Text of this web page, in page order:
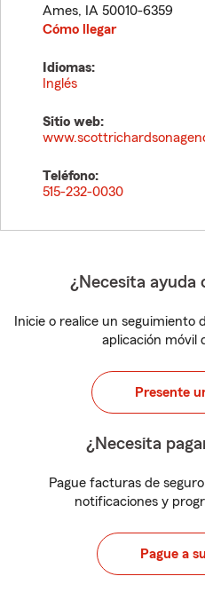
Ames, IA 50010-6359
Cómo llegar
Idiomas:
Inglés
Sitio web:
Teléfono:
515-232-0030
¿Necesita ayuda
Inicie o realice un seguimiento
aplicación móvil
Presente
¿Necesita
Pague facturas de
notificaciones y
Pague a